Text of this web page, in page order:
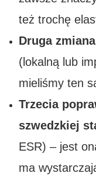
też trochę
Druga zmiana
(lokalną lub
mieliśmy ten
Trzecia
szwedzkiej
ESR) – jest
ma